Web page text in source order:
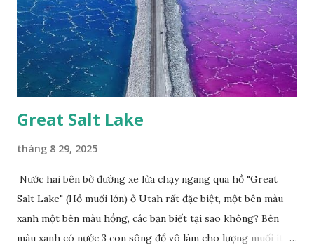
Great Salt Lake
tháng 8 29, 2025
Nước hai bên bờ đường xe lửa chạy ngang qua hồ "Great
Salt Lake" (Hồ muối lớn) ở Utah rất đặc biệt, một bên màu
xanh một bên màu hồng, các bạn biết tại sao không? Bên
màu xanh có nước 3 con sông đổ vô làm cho lượng muối ít,